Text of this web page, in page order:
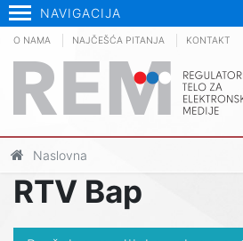
NAVIGACIJA
O NAMA NAJČEŠĆA PITANJA KONTAKT
Naslovna
RTV Bap